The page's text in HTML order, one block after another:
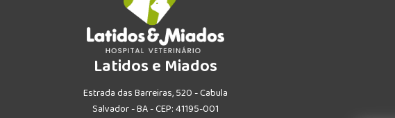
Latidos e Miados
Estrada das Barreiras, 520 - Cabula
Salvador - BA - CEP: 41195-001